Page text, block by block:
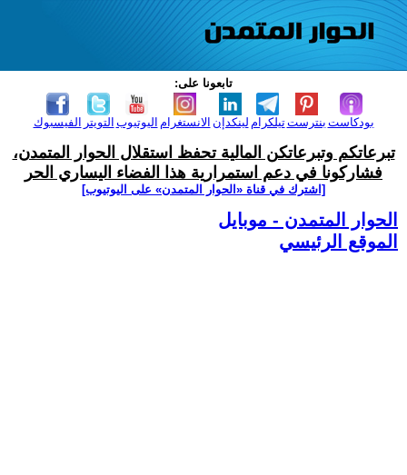
تابعونا على:
الفيسبوك التويتر اليوتيوب الانستغرام لينكدإن تيلكرامبنترست بودكاست
تبرعاتكم وتبرعاتكن المالية تحفظ استقلال الحوار المتمدن،
فشاركونا في دعم استمرارية هذا الفضاء اليساري الحر
[اشترك في قناة ‫«الحوار المتمدن» على اليوتيوب]
الحوار المتمدن - موبايل
الموقع الرئيسي